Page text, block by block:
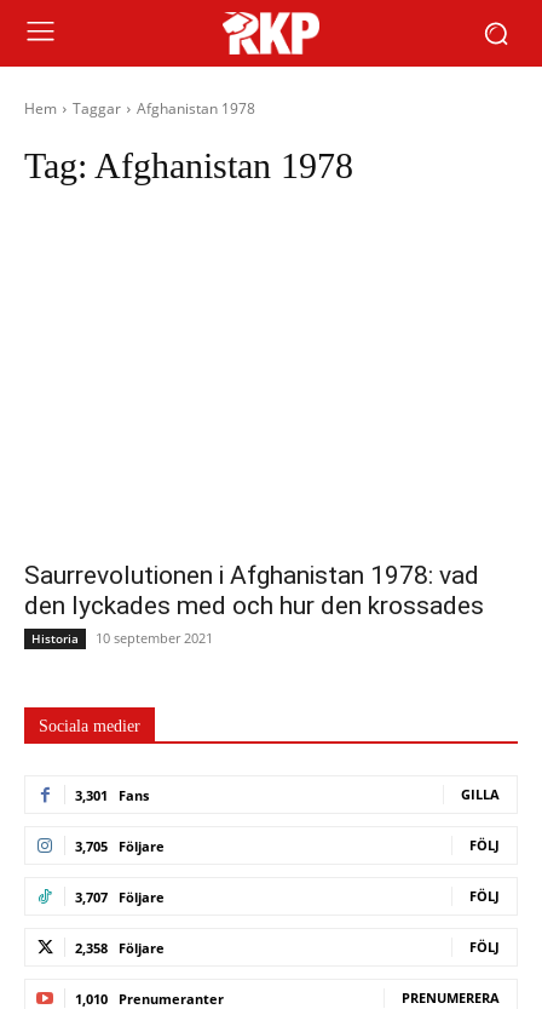
Hem Taggar Afghanistan 1978
Tag: Afghanistan 1978
Saurrevolutionen i Afghanistan 1978: vad
den lyckades med och hur den krossades
Historia 10 september 2021
Sociala medier
3,301 Fans GILLA
3,705 Följare FÖLJ
3,707 Följare FÖLJ
2,358 Följare FÖLJ
1,010 Prenumeranter PRENUMERERA